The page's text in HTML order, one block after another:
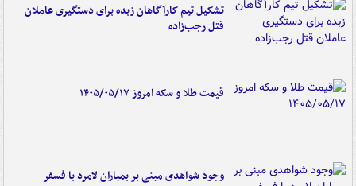
تشکیل تیم کارآگاهان زبده برای دستگیری عاملان
قتل رجب‌زاده
قیمت طلا و سکه امروز ۱۴۰۵/۰۵/۱۷
وجود شواهدی مبنی بر بمباران لامرد با فسفر